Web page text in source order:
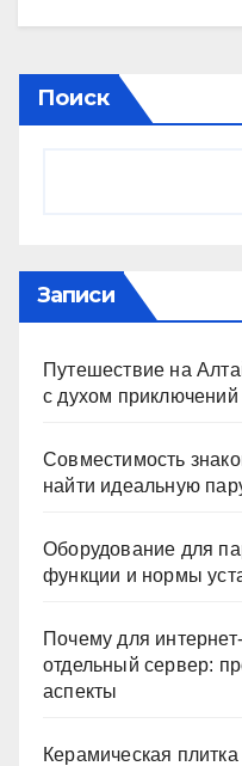
Поиск
Записи
Путешествие на
с духом приключений
Совместимость
найти идеальную
Оборудование для
функции и нормы
Почему для
отдельный сервер:
аспекты
Керамическая